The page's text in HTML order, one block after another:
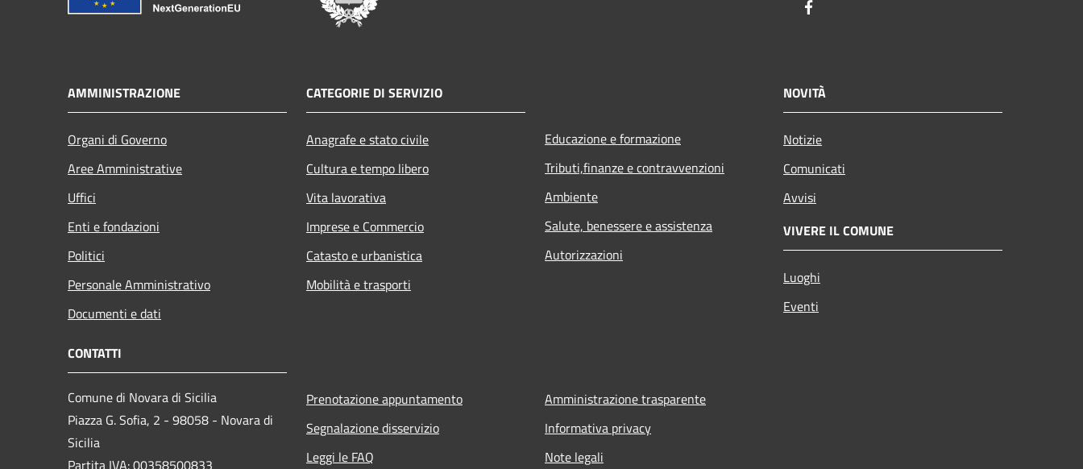
AMMINISTRAZIONE
Organi di Governo
Aree Amministrative
Uffici
Enti e fondazioni
Politici
Personale Amministrativo
Documenti e dati
CATEGORIE DI SERVIZIO
Anagrafe e stato civile
Cultura e tempo libero
Vita lavorativa
Imprese e Commercio
Catasto e urbanistica
Mobilità e trasporti
Educazione e formazione
Tributi,finanze e contravvenzioni
Ambiente
Salute, benessere e assistenza
Autorizzazioni
NOVITÀ
Notizie
Comunicati
Avvisi
VIVERE IL COMUNE
Luoghi
Eventi
CONTATTI
Comune di Novara di Sicilia
Piazza G. Sofia, 2 - 98058 - Novara di
Sicilia
Partita IVA: 00358500833
Prenotazione appuntamento
Segnalazione disservizio
Leggi le FAQ
Amministrazione trasparente
Informativa privacy
Note legali